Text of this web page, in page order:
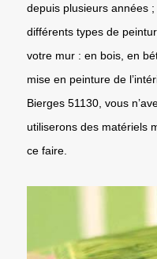
depuis plusieurs années
différents types de
votre mur : en bois, en
mise en peinture de
Bierges 51130, vous
utiliserons des matériels
ce faire.